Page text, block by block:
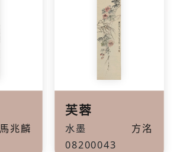
馬兆麟
芙蓉
水墨
方洺
08200043